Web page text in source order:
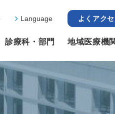
Language よくアク
診療科・部門 地域医療機